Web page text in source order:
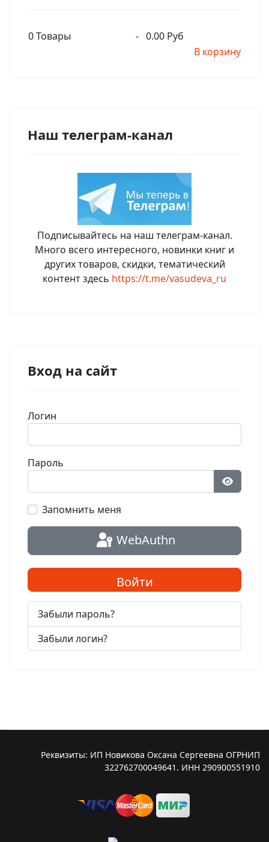
0Товары - 0.00 Руб
В корзину
Наш телеграм-канал
Подписывайтесь на наш телеграм-канал.
Много всего интересного, новинки книг и
других товаров, скидки, тематический
контент здесь https://t.me/vasudeva_ru
Вход на сайт
Логин
Пароль
Запомнить меня
WebAuthn
Войти
Забыли пароль?
Забыли логин?
Реквизиты: ИП Новикова Оксана Сергеевна ОГРНИП
322762700049641. ИНН 290900551910